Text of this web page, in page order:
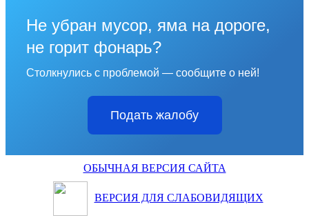
Не убран мусор, яма на дороге,
не горит фонарь?
Столкнулись с проблемой — сообщите о ней!
Подать жалобу
ОБЫЧНАЯ ВЕРСИЯ САЙТА
ВЕРСИЯ ДЛЯ СЛАБОВИДЯЩИХ